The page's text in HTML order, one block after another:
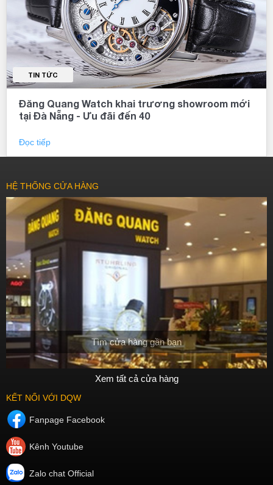
TIN TỨC
Đăng Quang Watch khai trương showroom mới
tại Đà Nẵng - Ưu đãi đến 40
Đọc tiếp
HỆ THỐNG CỬA HÀNG
Tìm cửa hàng gần bạn
Xem tất cả cửa hàng
KẾT NỐI VỚI DQW
Fanpage Facebook
Kênh Youtube
Zalo chat Official